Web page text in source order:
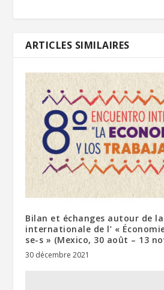
ARTICLES SIMILAIRES
Bilan et échanges autour de
internationale de l’ «
se-s » (Mexico, 30 août – 13
30 décembre 2021